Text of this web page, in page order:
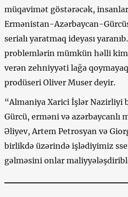
müqavimət göstərəcək,
Ermənistan-Azərbaycan-
serialı yaratmaq ideyası
problemlərin mümkün həlli
verən zehniyyəti lağa
prodüseri Oliver Muser deyir.
“Almaniya Xarici İşlər Nazirliyi
Gürcü, erməni və azərbaycanlı
Əliyev, Artem Petrosyan və
birlikdə üzərində işlədiyimiz
gəlməsini onlar